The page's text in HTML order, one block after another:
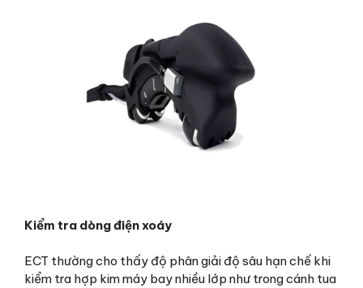
Kiểm tra dòng điện xoáy
ECT thường cho thấy độ phân giải độ sâu hạn chế khi
kiểm tra hợp kim máy bay nhiều lớp như trong cánh tua